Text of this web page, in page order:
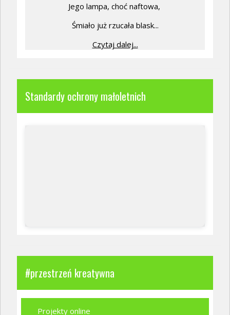
Jego lampa, choć naftowa,
Śmiało już rzucała blask...
Czytaj dalej...
Standardy ochrony małoletnich
#przestrzeń kreatywna
Projekty online